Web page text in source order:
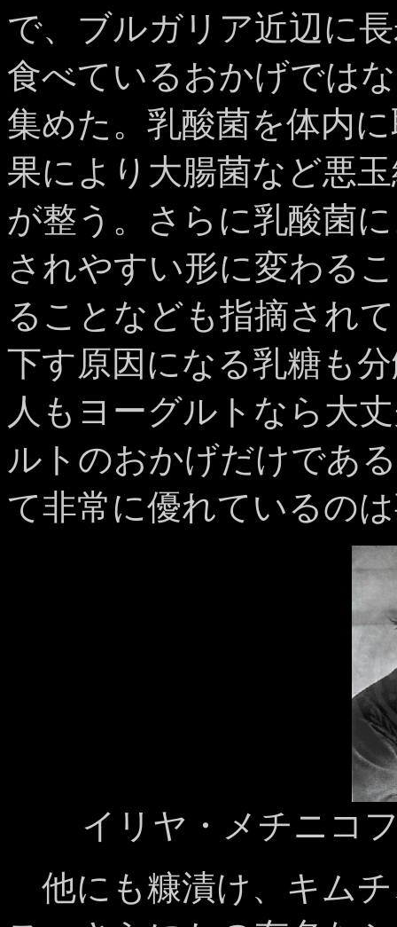
で、ブルガリア近辺に
食べているおかげでは
集めた。乳酸菌を体内
果により大腸菌など悪
が整う。さらに乳酸菌
されやすい形に変わる
ることなども指摘され
下す原因になる乳糖も
人もヨーグルトなら大
ルトのおかげだけであ
て非常に優れているの
イリヤ・メチニコ
他にも糠漬け、キム